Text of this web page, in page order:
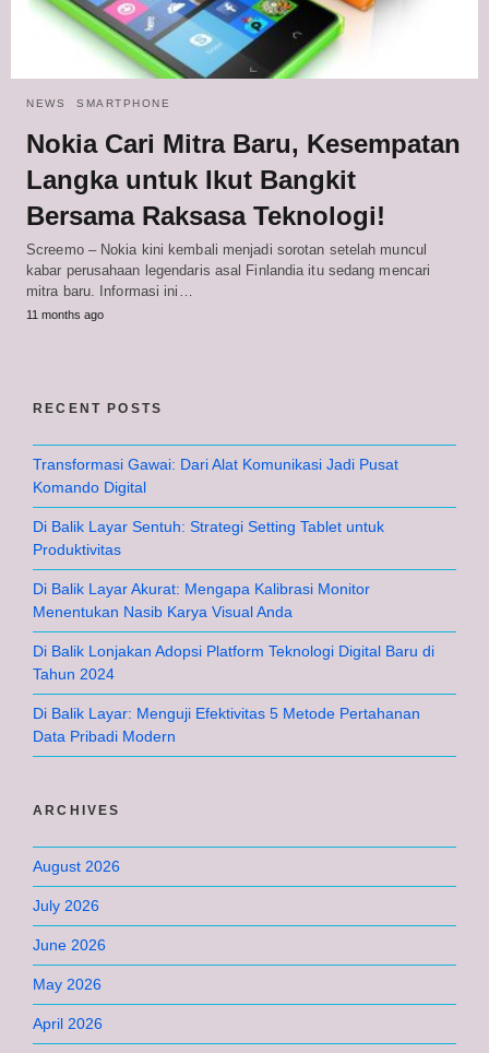
NEWS SMARTPHONE
Nokia Cari Mitra Baru, Kesempatan
Langka untuk Ikut Bangkit
Bersama Raksasa Teknologi!
Screemo – Nokia kini kembali menjadi sorotan setelah muncul
kabar perusahaan legendaris asal Finlandia itu sedang mencari
mitra baru. Informasi ini…
11 months ago
RECENT POSTS
Transformasi Gawai: Dari Alat Komunikasi Jadi Pusat
Komando Digital
Di Balik Layar Sentuh: Strategi Setting Tablet untuk
Produktivitas
Di Balik Layar Akurat: Mengapa Kalibrasi Monitor
Menentukan Nasib Karya Visual Anda
Di Balik Lonjakan Adopsi Platform Teknologi Digital Baru di
Tahun 2024
Di Balik Layar: Menguji Efektivitas 5 Metode Pertahanan
Data Pribadi Modern
ARCHIVES
August 2026
July 2026
June 2026
May 2026
April 2026